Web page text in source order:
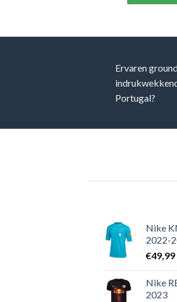
Ervaren
Portugal?
Nike
2022-
€49,99
Nike
2023